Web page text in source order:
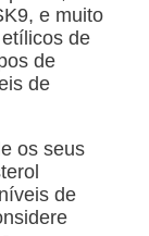
e muito
de
de
de
os seus
de